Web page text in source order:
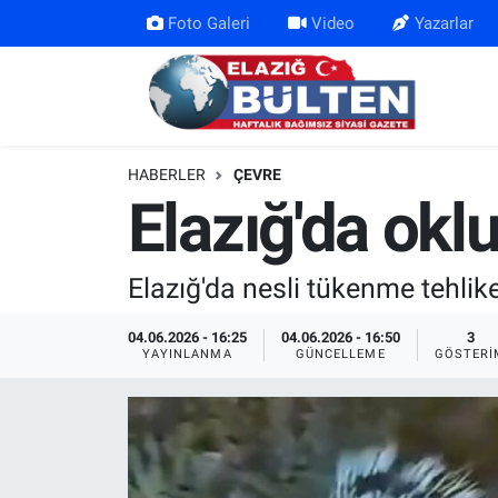
Foto Galeri Video Yazarlar
HABERLER ÇEVRE
Elazığ'da
Elazığ'da nesli tükenme
04.06.2026 - 16:25
YAYINLANMA
04.06.2026 - 16:50
GÜNCELLEME
3
Ekonomi
Nöbetçi Eczaneler
Namaz Vakitleri
Trafik Durumu
Süper Lig Puan Durumu ve Fikstür
Son Dakika Haberleri
Haber Arşivi